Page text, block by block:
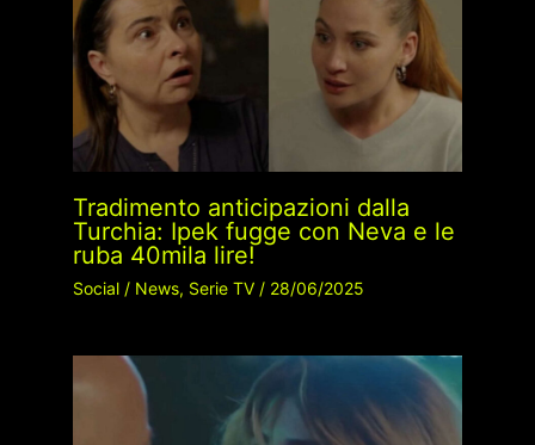
Tradimento anticipazioni dalla
Turchia: Ipek fugge con Neva e le
ruba 40mila lire!
Social/ News, Serie TV/ 28/06/2025